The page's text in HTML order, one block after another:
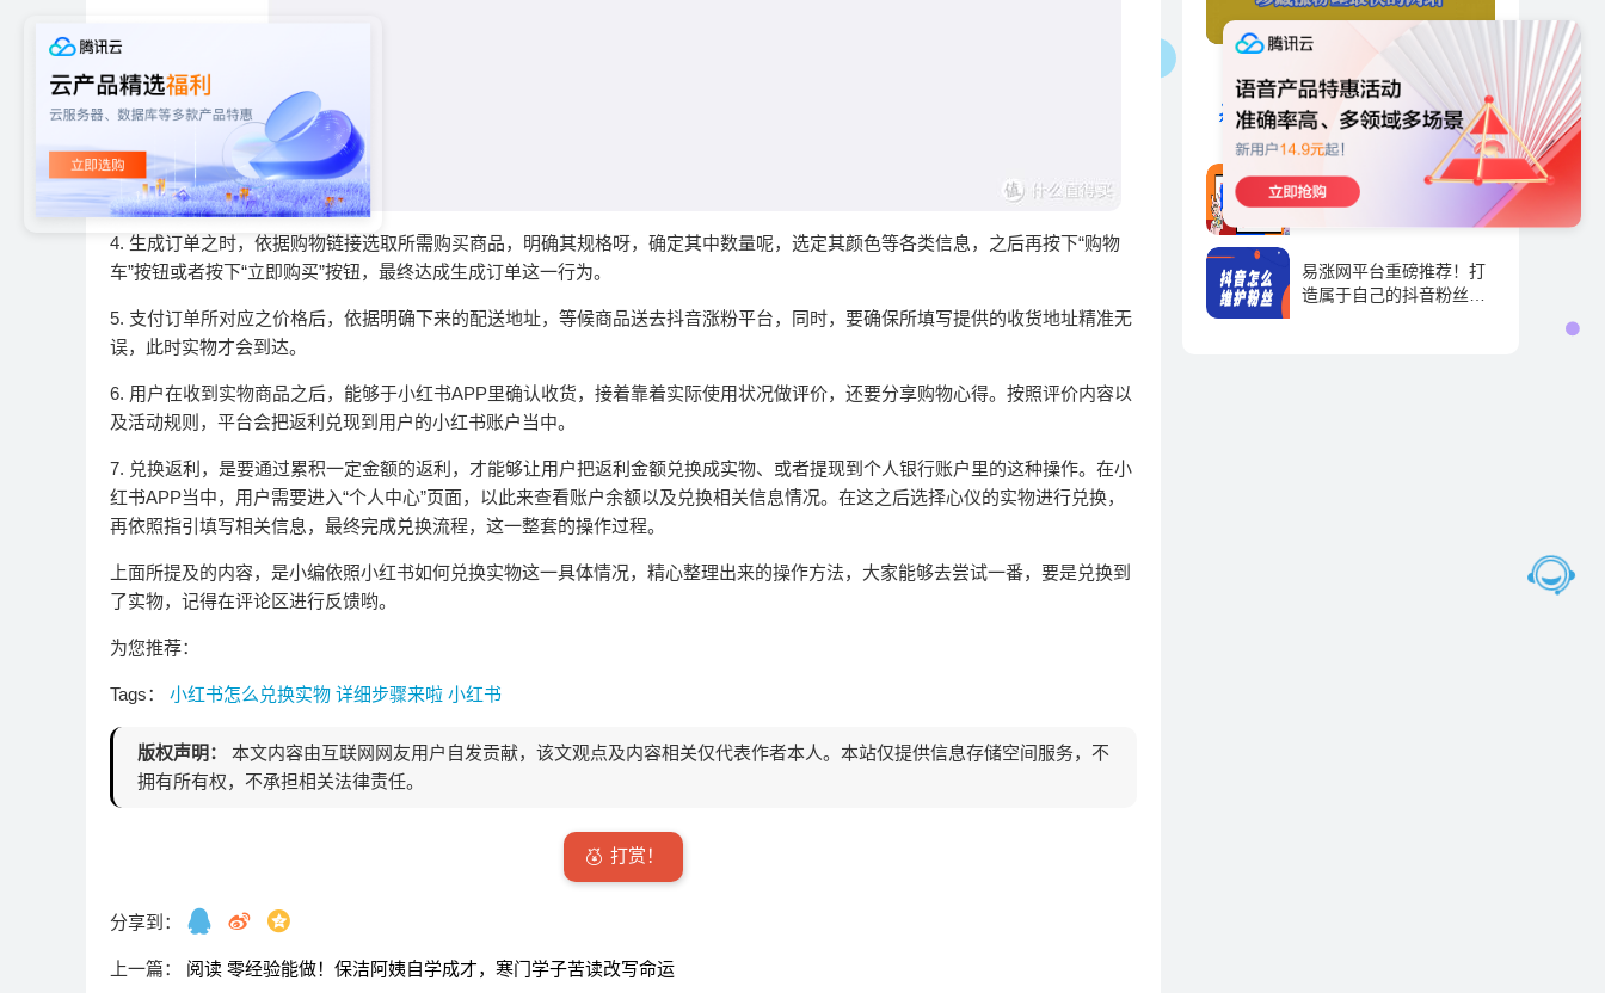
4. 生成订单之时，依据购物链接选取所需购买商品，明确其规格呀，确定其中数量呢，选定其颜色等各类信息，之后再按下“购物
车”按钮或者按下“立即购买”按钮，最终达成生成订单这一行为。
5. 支付订单所对应之价格后，依据明确下来的配送地址，等候商品送去抖音涨粉平台，同时，要确保所填写提供的收货地址精准无
误，此时实物才会到达。
6. 用户在收到实物商品之后，能够于小红书APP里确认收货，接着靠着实际使用状况做评价，还要分享购物心得。按照评价内容以
及活动规则，平台会把返利兑现到用户的小红书账户当中。
7. 兑换返利，是要通过累积一定金额的返利，才能够让用户把返利金额兑换成实物、或者提现到个人银行账户里的这种操作。在小
红书APP当中，用户需要进入“个人中心”页面，以此来查看账户余额以及兑换相关信息情况。在这之后选择心仪的实物进行兑换，
再依照指引填写相关信息，最终完成兑换流程，这一整套的操作过程。
上面所提及的内容，是小编依照小红书如何兑换实物这一具体情况，精心整理出来的操作方法，大家能够去尝试一番，要是兑换到
了实物，记得在评论区进行反馈哟。
为您推荐：
Tags： 小红书怎么兑换实物 详细步骤来啦 小红书
版权声明：
本文内容由互联网网友用户自发贡献，该文观点及内容相关仅代表作者本人。本站仅提供信息存储空间服务，不
拥有所有权，不承担相关法律责任。
打赏！
分享到：
上一篇： 阅读 零经验能做！保洁阿姨自学成才，寒门学子苦读改写命运
站）
天兔涨粉宝-抖音短视频涨
粉运营平台
抖音运营 | 2023-09-01
天兔网-抖音涨粉直播间的
标签，抖音直播标签怎么
易涨网平台重磅推荐！打
造属于自己的抖音粉丝帝